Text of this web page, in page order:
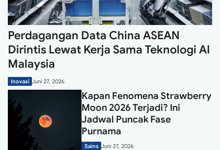
Perdagangan Data China ASEAN
Dirintis Lewat Kerja Sama Teknologi AI
Malaysia
Inovasi Juni 27, 2026
Kapan Fenomena Strawberry
Moon 2026 Terjadi? Ini
Jadwal Puncak Fase
Purnama
Sains Juni 27, 2026